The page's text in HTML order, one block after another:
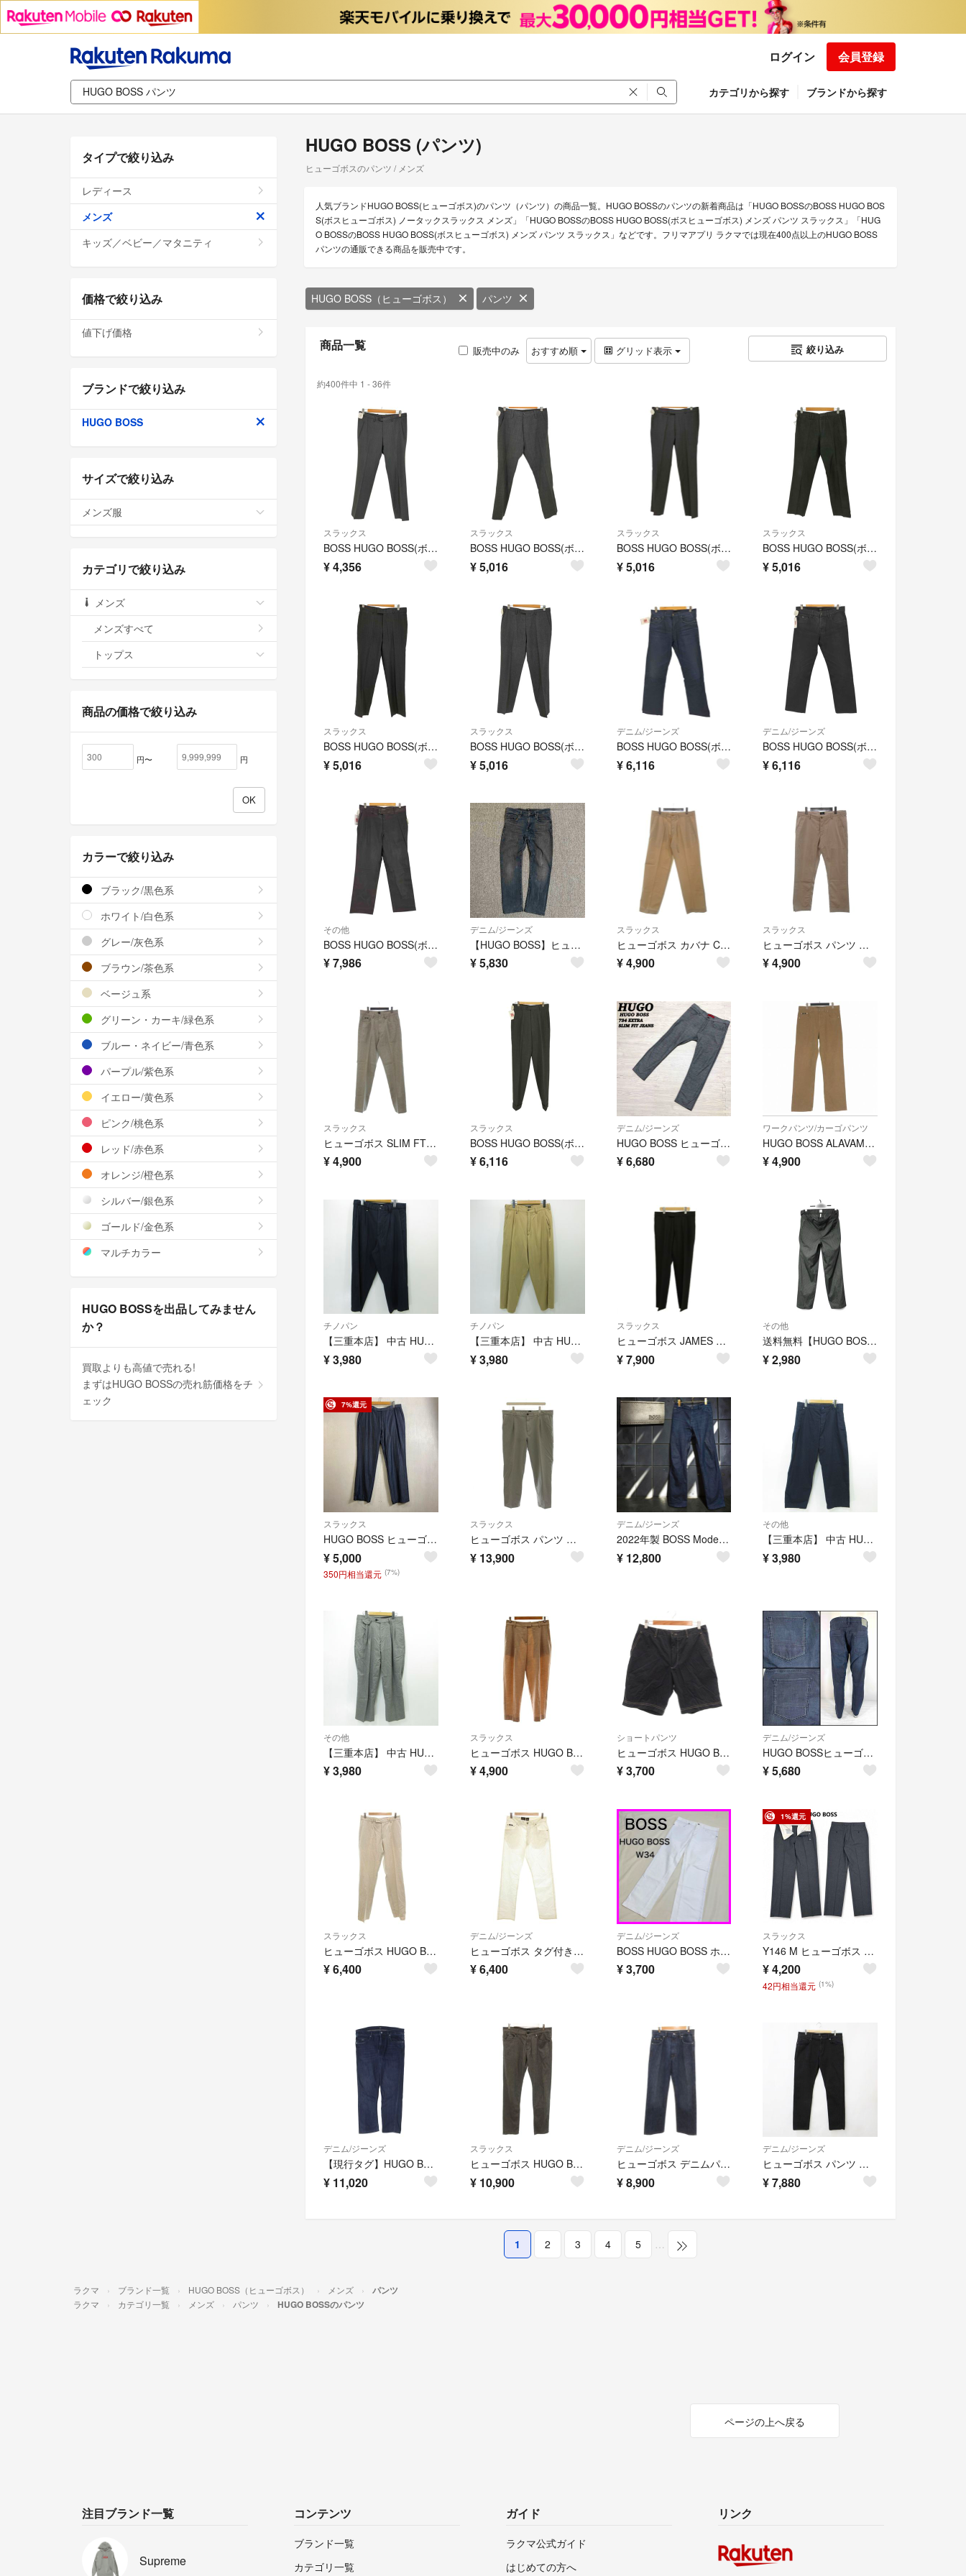
ログイン 会員登録
カテゴリから探す ブランドから探す
HUGO BOSS (パンツ)
ヒューゴボスのパンツ / メンズ
人気ブランドHUGO BOSS(ヒューゴボス)のパンツ（パンツ）の商品一覧。HUGO BOSSのパンツの新着商品は「HUGO BOSSのBOSS HUGO BOS
S(ボスヒューゴボス) ノータックスラックス メンズ」「HUGO BOSSのBOSS HUGO BOSS(ボスヒューゴボス) メンズ パンツ スラックス」「HUG
O BOSSのBOSS HUGO BOSS(ボスヒューゴボス) メンズ パンツ スラックス」などです。フリマアプリ ラクマでは現在400点以上のHUGO BOSS
パンツの通販できる商品を販売中です。
HUGO BOSS（ヒューゴボス） パンツ
商品一覧 販売中のみ おすすめ順 グリッド表示 絞り込み
約400件中 1 - 36件
スラックス
BOSS HUGO BOSS(ボスヒューゴボス) ノータックスラックス メンズ
¥4,356
スラックス
BOSS HUGO BOSS(ボスヒューゴボス) メンズ パンツ スラックス
¥5,016
スラックス
BOSS HUGO BOSS(ボスヒューゴボス) メンズ パンツ スラックス
¥5,016
スラックス
BOSS HUGO BOSS(ボスヒューゴボス) メンズ パンツ スラックス
¥5,016
スラックス
BOSS HUGO BOSS(ボスヒューゴボス) メンズ パンツ スラックス
¥5,016
スラックス
BOSS HUGO BOSS(ボスヒューゴボス) メンズ パンツ スラックス
¥5,016
デニム/ジーンズ
BOSS HUGO BOSS(ボスヒューゴボス) ストレッチデニムパンツ メンズ
¥6,116
デニム/ジーンズ
BOSS HUGO BOSS(ボスヒューゴボス) ストレッチブラックデニムパンツ
¥6,116
その他
BOSS HUGO BOSS(ボスヒューゴボス) メンズ パンツ その他パンツ
¥7,986
デニム/ジーンズ
【HUGO BOSS】ヒューゴボス デニム パンツ ストレッチ 33/34
¥5,830
スラックス
ヒューゴボス カバナ CABANA-X パンツ センタープレス 48 ベージュ
¥4,900
スラックス
ヒューゴボス パンツ テーパード センタープレス 50 ベージュ
¥4,900
スラックス
ヒューゴボス SLIM FT パンツ テーパード リネン混 W33 グレー系
¥4,900
スラックス
BOSS HUGO BOSS(ボスヒューゴボス) ウール ツータック スラックス
¥6,116
デニム/ジーンズ
HUGO BOSS ヒューゴ ボス 734 エクストラスリムフィットジーンズ リバースロゴ アンクル丈 グレー Mサイズ
¥6,680
ワークパンツ/カーゴパンツ
HUGO BOSS ALAVAMA ストレートワークパンツ W34 ベージュ
¥4,900
チノパン
【三重本店】 中古 HUGO BOSS | ヒューゴボス BOSS チノパンツ ネイビー サイズ：46 【107】
¥3,980
チノパン
【三重本店】 中古 HUGO BOSS | ヒューゴボス BOSS チノパンツ ベージュ サイズ：44 【107】
¥3,980
スラックス
ヒューゴボス JAMES BROWN パンツ スラックス ウール 46 M 黒
¥7,900
その他
送料無料【HUGO BOSS】撥水ウインドブレーカーパンツ 鱗柄
¥2,980
7%還元
スラックス
HUGO BOSS ヒューゴボス スラックス 2タック パンツ ピンストライプ 総柄 古着 ネイビー系 E349
¥5,000
350円相当還元 (7%)
スラックス
ヒューゴボス パンツ スラックス FR 52 グレー プリーツ 無地 /LP
¥ 13,900
デニム/ジーンズ
2022年製 BOSS Modern Archive Candiani Denim ヒューゴボス Y2K ローライズ ストレッチ
¥ 12,800
その他
【三重本店】 中古 HUGO BOSS | ヒューゴボス コットンパンツ ネイビー サイズ：46 【107】
¥3,980
その他
【三重本店】 中古 HUGO BOSS | ヒューゴボス 千鳥格子柄 パンツ グレー サイズ：46 【107】
¥3,980
スラックス
ヒューゴボス HUGO BOSS スラックス パンツ ウール 34A ベージュ
¥4,900
ショートパンツ
ヒューゴボス HUGO BOSS ショートパンツ 30 黒 ブラック
¥3,700
デニム/ジーンズ
HUGO BOSSヒューゴボス スリムフィット強ストレッチ USA33 86cm
¥5,680
スラックス
ヒューゴボス HUGO BOSS スラックス パンツ 46 テーパード
¥6,400
デニム/ジーンズ
ヒューゴボス タグ付き デニムパンツ ジーンズ W31 L34
¥6,400
デニム/ジーンズ
BOSS HUGO BOSS ホワイトデニム 白 ストレート W34
¥3,700
1%還元
スラックス
Y146 M ヒューゴボス センタープレス フォーマル 高級 スラックス メンズ
¥4,200
42円相当還元 (1%)
デニム/ジーンズ
【現行タグ】HUGO BOSS ヒューゴボス パンツ インディゴ サイズ:34/34 カシミアタッチ スリム ストレッチ デニムパンツ イタリア製 ブランド ジーンズ ジーンズ【メンズ】【中古】
¥ 11,020
スラックス
ヒューゴボス HUGO BOSS 美品 パンツ ストレッチ 34/32 グレー
¥ 10,900
デニム/ジーンズ
ヒューゴボス デニムパンツ ジーンズ ストレートシルエット W30 ブルー
¥8,900
デニム/ジーンズ
ヒューゴボス パンツ カラージーンズ ストレート ロング ブラック 34/32
¥7,880
1 2 3 4 5 …
タイプで絞り込み
レディース
メンズ
キッズ／ベビー／マタニティ
価格で絞り込み
値下げ価格
ブランドで絞り込み
HUGO BOSS
サイズで絞り込み
メンズ服
カテゴリで絞り込み
メンズ
メンズすべて
トップス
商品の価格で絞り込み
円〜 円
カラーで絞り込み
ブラック/黒色系
ホワイト/白色系
グレー/灰色系
ブラウン/茶色系
ベージュ系
グリーン・カーキ/緑色系
ブルー・ネイビー/青色系
パープル/紫色系
イエロー/黄色系
ピンク/桃色系
レッド/赤色系
オレンジ/橙色系
シルバー/銀色系
ゴールド/金色系
マルチカラー
HUGO BOSSを出品してみません
か？
買取よりも高値で売れる!
まずはHUGO BOSSの売れ筋価格をチ
ェック
ラクマ ブランド一覧 HUGO BOSS（ヒューゴボス） メンズ パンツ
ラクマ カテゴリ一覧 メンズ パンツ HUGO BOSSのパンツ
ページの上へ戻る
注目ブランド一覧
Supreme
コンテンツ
ブランド一覧
カテゴリ一覧
ガイド
ラクマ公式ガイド
はじめての方へ
リンク